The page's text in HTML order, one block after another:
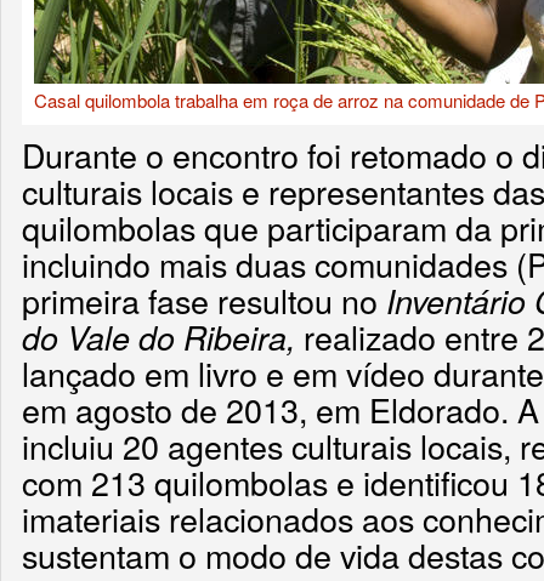
Casal quilombola trabalha em roça de arroz na comunidade de
Durante o encontro foi retomado o
culturais locais e representantes
quilombolas que participaram da
incluindo mais duas comunidades
primeira fase resultou no Inventário
do Vale do Ribeira, realizado entre
lançado em livro e em vídeo
em agosto de 2013, em Eldorado.
incluiu 20 agentes culturais locais,
com 213 quilombolas e identificou
imateriais relacionados aos
sustentam o modo de vida destas